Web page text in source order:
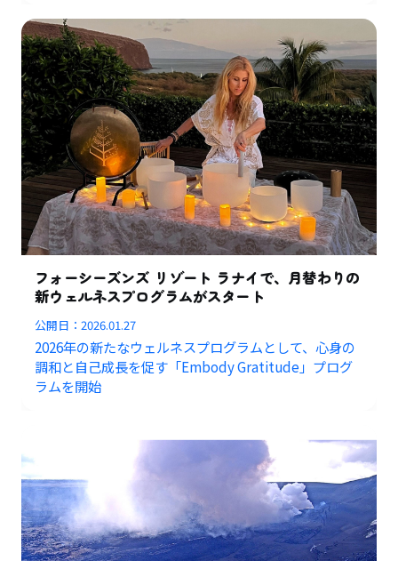
フォーシーズンズ リゾート ラナイで、月替わりの
新ウェルネスプログラムがスタート
公開日：2026.01.27
2026年の新たなウェルネスプログラムとして、心身の
調和と自己成長を促す「Embody Gratitude」プログ
ラムを開始